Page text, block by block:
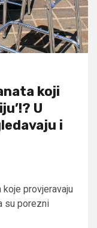
koji
U
i
provjeravaju
su porezni